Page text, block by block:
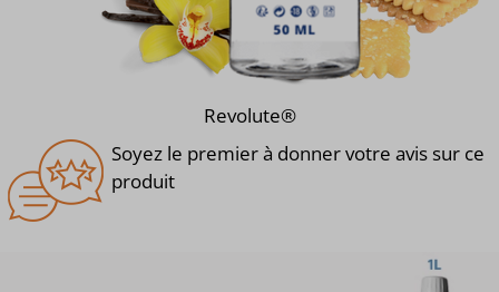
Revolute®
Soyez le premier à donner votre avis sur ce
produit